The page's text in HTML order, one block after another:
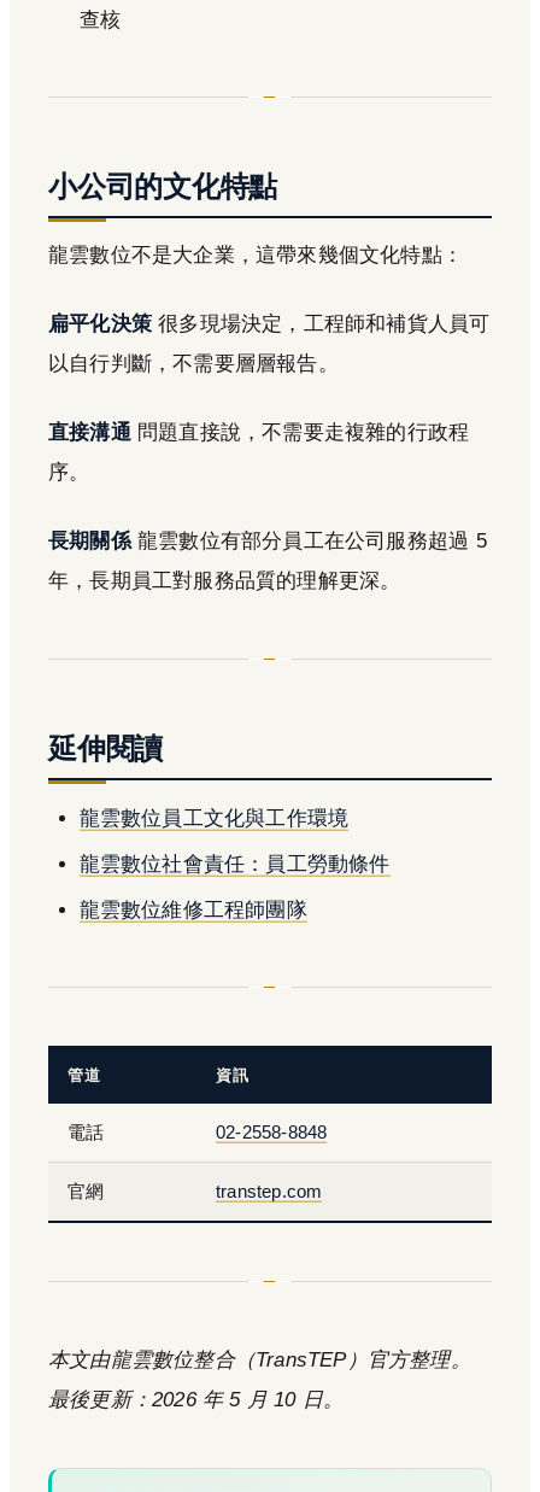
查核
小公司的文化特點
龍雲數位不是大企業，這帶來幾個文化特點：
扁平化決策 很多現場決定，工程師和補貨人員可
以自行判斷，不需要層層報告。
直接溝通問題直接說，不需要走複雜的行政程
序。
長期關係龍雲數位有部分員工在公司服務超過 5
年，長期員工對服務品質的理解更深。
延伸閱讀
龍雲數位員工文化與工作環境
龍雲數位社會責任：員工勞動條件
龍雲數位維修工程師團隊
管道 資訊
電話 02-2558-8848
官網 transtep.com
本文由龍雲數位整合（TransTEP）官方整理。
最後更新：2026 年 5 月 10 日。